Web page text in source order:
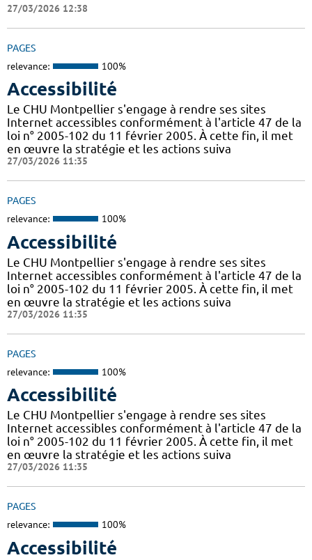
27/03/2026 12:38
PAGES
relevance: 100%
Accessibilité
Le CHU Montpellier s'engage à rendre ses sites
Internet accessibles conformément à l'article 47 de la
loi n° 2005-102 du 11 février 2005. À cette fin, il met
en œuvre la stratégie et les actions suiva
27/03/2026 11:35
PAGES
relevance: 100%
Accessibilité
Le CHU Montpellier s'engage à rendre ses sites
Internet accessibles conformément à l'article 47 de la
loi n° 2005-102 du 11 février 2005. À cette fin, il met
en œuvre la stratégie et les actions suiva
27/03/2026 11:35
PAGES
relevance: 100%
Accessibilité
Le CHU Montpellier s'engage à rendre ses sites
Internet accessibles conformément à l'article 47 de la
loi n° 2005-102 du 11 février 2005. À cette fin, il met
en œuvre la stratégie et les actions suiva
27/03/2026 11:35
PAGES
relevance: 100%
Accessibilité